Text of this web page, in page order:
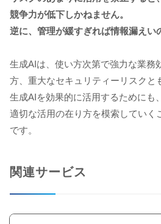
競争力が低下しかねません。
逆に、管理が緩すぎれば情報漏えい
生成AIは、使い方次第で強力な業務
方、重大なセキュリティーリスクと
生成AIを効果的に活用するためにも
適切な活用の在り方を模索していく
です。
関連サービス